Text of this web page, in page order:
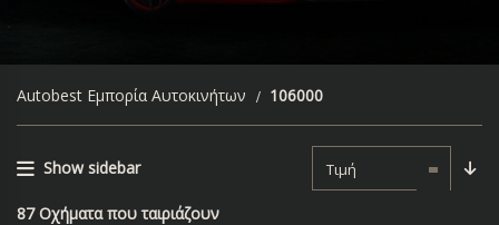
Autobest Εμπορία Αυτοκινήτων 106000
Show sidebar Τιμή
87 Οχήματα που ταιριάζουν